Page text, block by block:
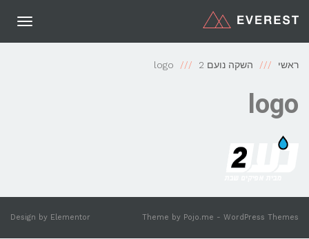
ראשי השקה נועם 2 logo
logo
Theme by Pojo.me - WordPress Themes
Design by Elementor